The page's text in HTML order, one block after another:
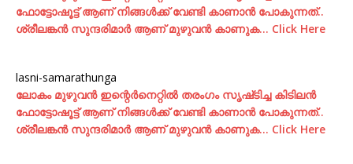
ഫോട്ടോഷൂട്ട്‌ ആണ് നിങ്ങള്‍ക്ക് വേണ്ടി കാണാന്‍ പോകുന്നത്..
ശ്രീലങ്കന്‍ സുന്ദരിമാര്‍ ആണ് മുഴുവന്‍ കാണുക… Click Here
lasni-samarathunga
ലോകം മുഴുവന്‍ ഇന്റെര്‍നെറ്റില്‍ തരംഗം സൃഷ്‌ടിച്ച കിടിലന്‍
ഫോട്ടോഷൂട്ട്‌ ആണ് നിങ്ങള്‍ക്ക് വേണ്ടി കാണാന്‍ പോകുന്നത്..
ശ്രീലങ്കന്‍ സുന്ദരിമാര്‍ ആണ് മുഴുവന്‍ കാണുക… Click Here